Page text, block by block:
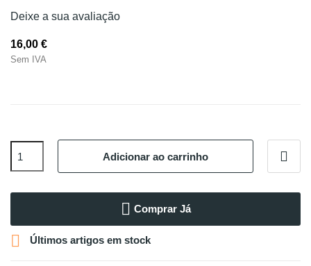
Deixe a sua avaliação
16,00 €
Sem IVA
Adicionar ao carrinho
Comprar Já
 Últimos artigos em stock